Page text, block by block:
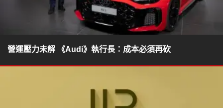
營運壓力未解 《Audi》執行長：成本必須再砍